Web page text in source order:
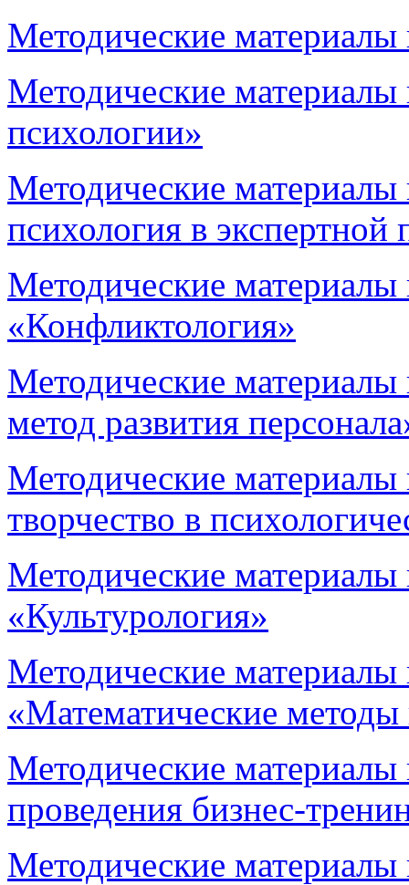
Методические
Методические
психологии»
Методические
психология в экспертной
Методические
«Конфликтология»
Методические
метод развития
Методические
творчество в
Методические
«Культурология»
Методические
«Математические методы
Методические
проведения бизнес-
Методические